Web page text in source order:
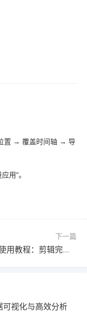
置 → 覆盖时间轴 → 导
用”。
下一篇
剪映使用教程：剪辑完整教程官方最新版（完整解析）
可视化与高效分析